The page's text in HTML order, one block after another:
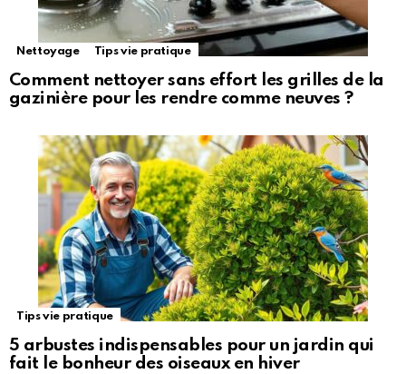
Nettoyage Tips vie pratique
Comment nettoyer sans effort les grilles de la
gazinière pour les rendre comme neuves ?
Tips vie pratique
5 arbustes indispensables pour un jardin qui
fait le bonheur des oiseaux en hiver